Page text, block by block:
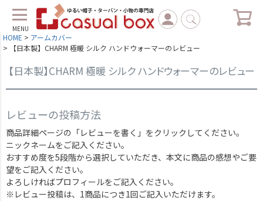
MENU
HOME
アームカバー
【日本製】CHARM 極暖 シルク ハンドウォーマーのレビュー
【日本製】CHARM 極暖 シルク ハンドウォーマーのレビュー
レビューの投稿方法
商品詳細ページの「レビューを書く」をクリックしてください。
ニックネームをご記入ください。
おすすめ度を5段階から選択していただき、本文に商品の感想やご要
望をご記入ください。
よろしければプロフィールをご記入ください。
※レビュー投稿は、1商品につき1回ご記入いただけます。